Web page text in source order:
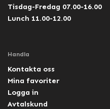
Tisdag-Fredag 07.00-16.00
Lunch 11.00-12.00
Handla
Kontakta oss
Mina favoriter
Logga in
Avtalskund